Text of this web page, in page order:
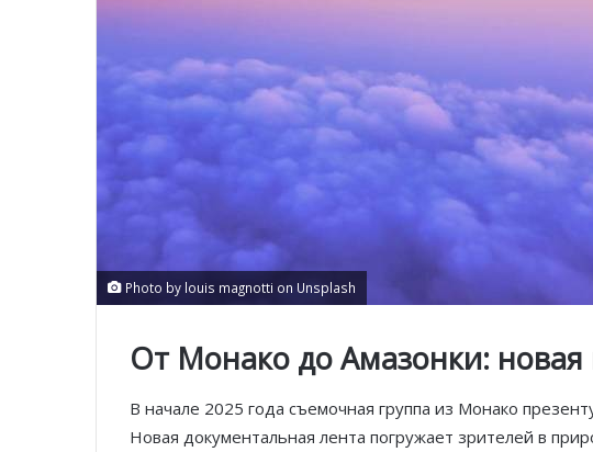
Photo by louis magnotti on Unsplash
От Монако до Амазонки:
В начале 2025 года съемочная группа из Монако
Новая документальная лента погружает зрителей в